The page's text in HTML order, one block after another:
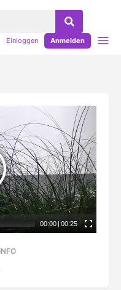
Einloggen Anmelden
00:00 | 00:25